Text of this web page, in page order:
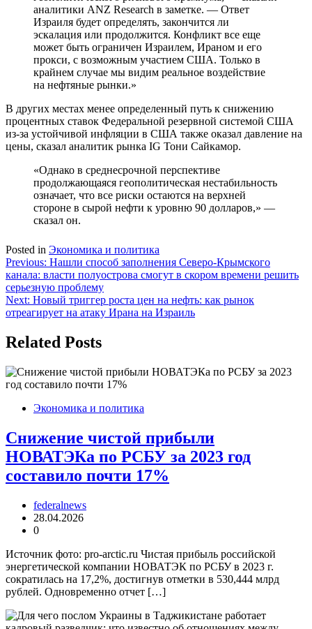
аналитики ANZ Research в заметке. — Ответ
Израиля будет определять, закончится ли
эскалация или продолжится. Конфликт все еще
может быть ограничен Израилем, Ираном и его
прокси, с возможным участием США. Только в
крайнем случае мы видим реальное воздействие
на нефтяные рынки.»
В других местах менее определенный путь к снижению
процентных ставок Федеральной резервной системой США
из-за устойчивой инфляции в США также оказал давление на
цены, сказал аналитик рынка IG Тони Сайкамор.
«Однако в среднесрочной перспективе
продолжающаяся геополитическая нестабильность
означает, что все риски остаются на верхней
стороне в сырой нефти к уровню 90 долларов,» —
сказал он.
Posted in Экономика и политика
Навигация
по
записям
Previous: Нашли способ заполнения Северо-Крымского
канала: власти полуострова смогут в скором времени решить
серьезную проблему
Next: Новый триггер роста цен на нефть: как рынок
отреагирует на атаку Ирана на Израиль
Related Posts
Экономика и политика
Снижение чистой прибыли
НОВАТЭКа по РСБУ за 2023 год
составило почти 17%
federalnews
28.04.2026
0
Источник фото: pro-arctic.ru Чистая прибыль российской
энергетической компании НОВАТЭК по РСБУ в 2023 г.
сократилась на 17,2%, достигнув отметки в 530,444 млрд
рублей. Одновременно отчет […]